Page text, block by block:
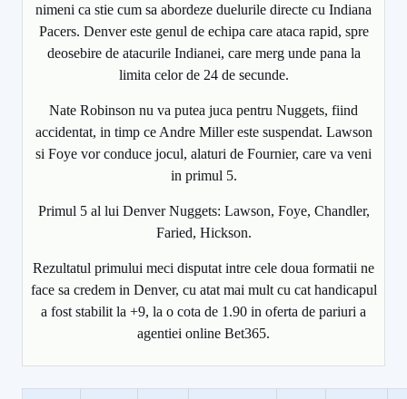
nimeni ca stie cum sa abordeze duelurile directe cu Indiana
Pacers. Denver este genul de echipa care ataca rapid, spre
deosebire de atacurile Indianei, care merg unde pana la
limita celor de 24 de secunde.
Nate Robinson nu va putea juca pentru Nuggets, fiind
accidentat, in timp ce Andre Miller este suspendat. Lawson
si Foye vor conduce jocul, alaturi de Fournier, care va veni
in primul 5.
Primul 5 al lui Denver Nuggets: Lawson, Foye, Chandler,
Faried, Hickson.
Rezultatul primului meci disputat intre cele doua formatii ne
face sa credem in Denver, cu atat mai mult cu cat handicapul
a fost stabilit la +9, la o cota de 1.90 in oferta de pariuri a
agentiei online Bet365.